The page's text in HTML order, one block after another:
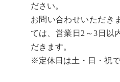
ださい。
お問い合わせいただき
ては、営業日2～3日以
だきます。
※定休日は土・日・祝